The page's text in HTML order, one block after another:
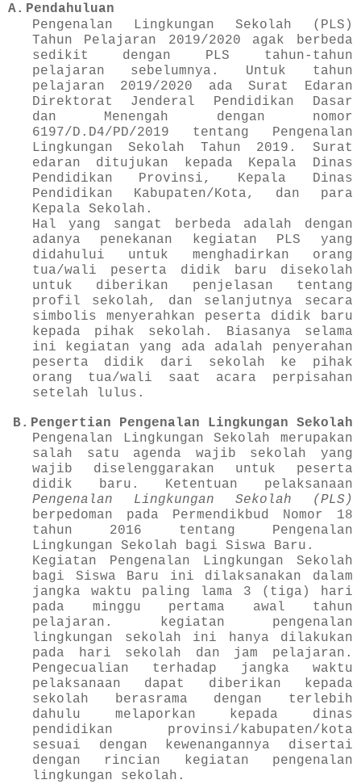
A. Pendahuluan
Pengenalan Lingkungan Sekolah (PLS)
Tahun Pelajaran 2019/2020 agak berbeda
sedikit dengan PLS tahun-tahun
pelajaran sebelumnya. Untuk tahun
pelajaran 2019/2020 ada Surat Edaran
Direktorat Jenderal Pendidikan Dasar
dan Menengah dengan nomor
6197/D.D4/PD/2019 tentang Pengenalan
Lingkungan Sekolah Tahun 2019. Surat
edaran ditujukan kepada Kepala Dinas
Pendidikan Provinsi, Kepala Dinas
Pendidikan Kabupaten/Kota, dan para
Kepala Sekolah.
Hal yang sangat berbeda adalah dengan
adanya penekanan kegiatan PLS yang
didahului untuk menghadirkan orang
tua/wali peserta didik baru disekolah
untuk diberikan penjelasan tentang
profil sekolah, dan selanjutnya secara
simbolis menyerahkan peserta didik baru
kepada pihak sekolah. Biasanya selama
ini kegiatan yang ada adalah penyerahan
peserta didik dari sekolah ke pihak
orang tua/wali saat acara perpisahan
setelah lulus.
B. Pengertian Pengenalan Lingkungan Sekolah
Pengenalan Lingkungan Sekolah merupakan
salah satu agenda wajib sekolah yang
wajib diselenggarakan untuk peserta
didik baru. Ketentuan pelaksanaan
Pengenalan Lingkungan Sekolah (PLS)
berpedoman pada Permendikbud Nomor 18
tahun 2016 tentang Pengenalan
Lingkungan Sekolah bagi Siswa Baru.
Kegiatan Pengenalan Lingkungan Sekolah
bagi Siswa Baru ini dilaksanakan dalam
jangka waktu paling lama 3 (tiga) hari
pada minggu pertama awal tahun
pelajaran. kegiatan pengenalan
lingkungan sekolah ini hanya dilakukan
pada hari sekolah dan jam pelajaran.
Pengecualian terhadap jangka waktu
pelaksanaan dapat diberikan kepada
sekolah berasrama dengan terlebih
dahulu melaporkan kepada dinas
pendidikan provinsi/kabupaten/kota
sesuai dengan kewenangannya disertai
dengan rincian kegiatan pengenalan
lingkungan sekolah.